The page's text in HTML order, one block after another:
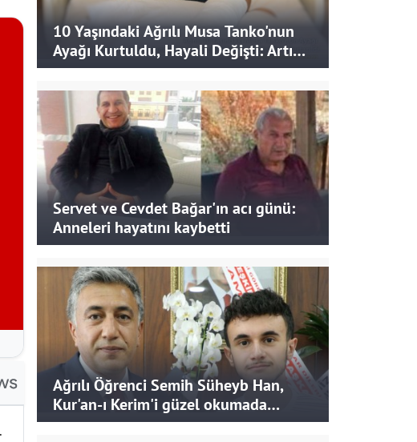
10 Yaşındaki Ağrılı Musa Tanko'nun
Ayağı Kurtuldu, Hayali Değişti: Artık
Doktor Olmak İstiyor
Servet ve Cevdet Bağar'ın acı günü:
Anneleri hayatını kaybetti
Ağrılı Öğrenci Semih Süheyb Han,
Kur'an-ı Kerim'i güzel okumada
Türkiye ikincisi oldu